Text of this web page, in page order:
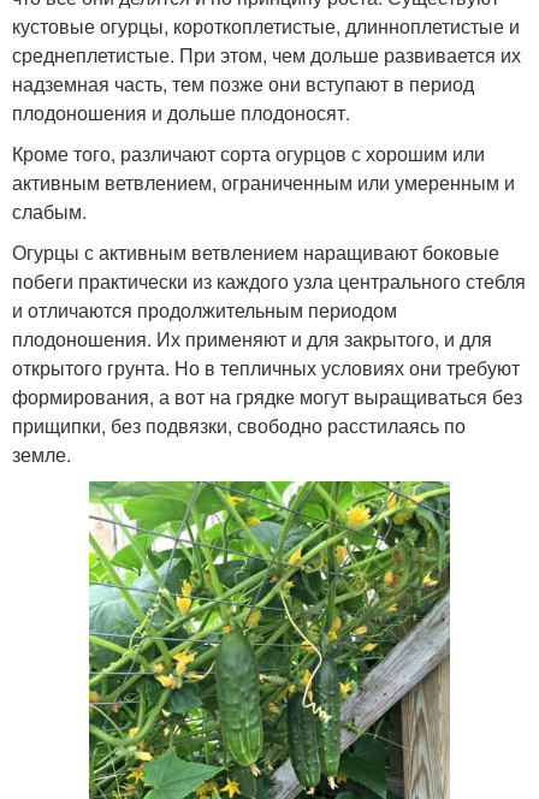
кустовые огурцы, короткоплетистые, длинноплетистые и
среднеплетистые. При этом, чем дольше развивается их
надземная часть, тем позже они вступают в период
плодоношения и дольше плодоносят.
Кроме того, различают сорта огурцов с хорошим или
активным ветвлением, ограниченным или умеренным и
слабым.
Огурцы с активным ветвлением наращивают боковые
побеги практически из каждого узла центрального стебля
и отличаются продолжительным периодом
плодоношения. Их применяют и для закрытого, и для
открытого грунта. Но в тепличных условиях они требуют
формирования, а вот на грядке могут выращиваться без
прищипки, без подвязки, свободно расстилаясь по
земле.